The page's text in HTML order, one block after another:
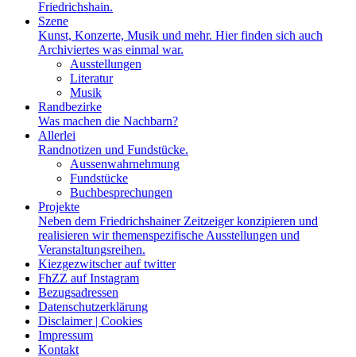
Friedrichshain.
Szene
Kunst, Konzerte, Musik und mehr. Hier finden sich auch
Archiviertes was einmal war.
Ausstellungen
Literatur
Musik
Randbezirke
Was machen die Nachbarn?
Allerlei
Randnotizen und Fundstücke.
Aussenwahrnehmung
Fundstücke
Buchbesprechungen
Projekte
Neben dem Friedrichshainer Zeitzeiger konzipieren und
realisieren wir themenspezifische Ausstellungen und
Veranstaltungsreihen.
Kiezgezwitscher auf twitter
FhZZ auf Instagram
Bezugsadressen
Datenschutzerklärung
Disclaimer | Cookies
Impressum
Kontakt